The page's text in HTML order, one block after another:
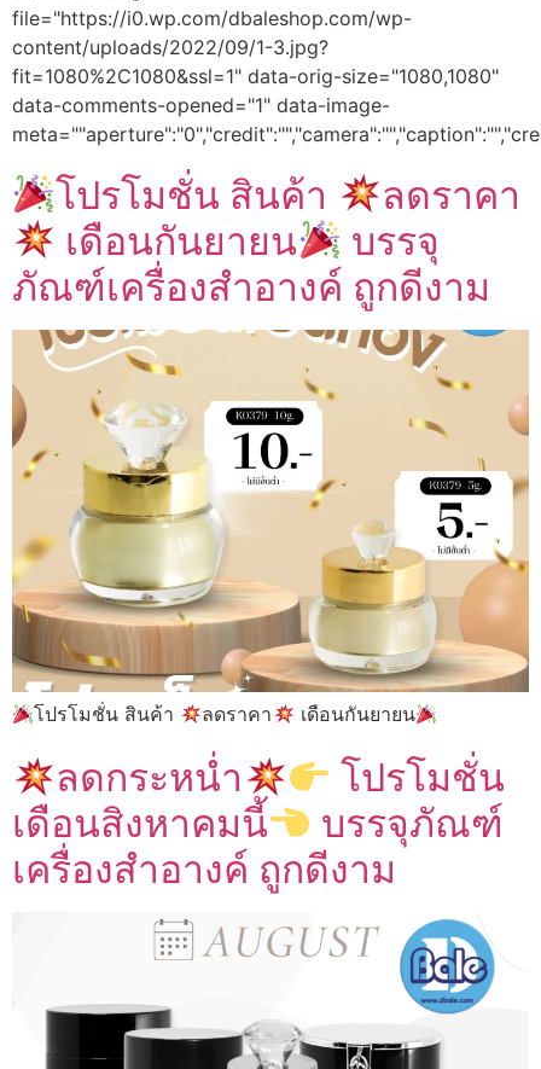
file="https://i0.wp.com/dbaleshop.com/wp-
content/uploads/2022/09/1-3.jpg?
fit=1080%2C1080&ssl=1" data-orig-size="1080,1080"
data-comments-opened="1" data-image-
โปรโมชั่น สินค้า
ลดราคา
เดือนกันยายน
บรรจุ
ภัณฑ์เครื่องสำอางค์ ถูกดีงาม
โปรโมชั่น สินค้า ลดราคา เดือนกันยายน
ลดกระหน่ำ
โปรโมชั่น
เดือนสิงหาคมนี้
บรรจุภัณฑ์
เครื่องสำอางค์ ถูกดีงาม